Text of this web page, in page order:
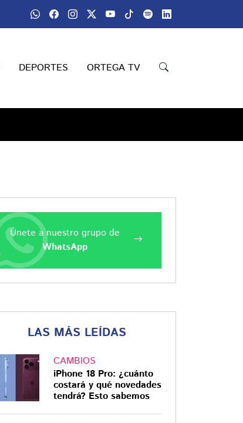
DEPORTES ORTEGA TV
Únete a nuestro grupo de
WhatsApp
LAS MÁS LEÍDAS
CAMBIOS
iPhone 18 Pro: ¿cuánto
costará y qué novedades
tendrá? Esto sabemos